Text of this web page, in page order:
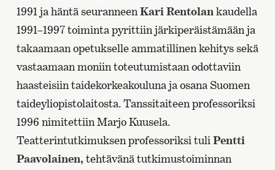
1991 ja häntä seuranneen Kari Rentolan kaudella
1991–1997 toiminta pyrittiin järkiperäistämään ja
takaamaan opetukselle ammatillinen kehitys sekä
vastaamaan moniin toteutumistaan odottaviin
haasteisiin taidekorkeakouluna ja osana Suomen
taideyliopistolaitosta. Tanssitaiteen professoriksi
1996 nimitettiin Marjo Kuusela.
Teatterintutkimuksen professoriksi tuli Pentti
Paavolainen, tehtävänä tutkimustoiminnan